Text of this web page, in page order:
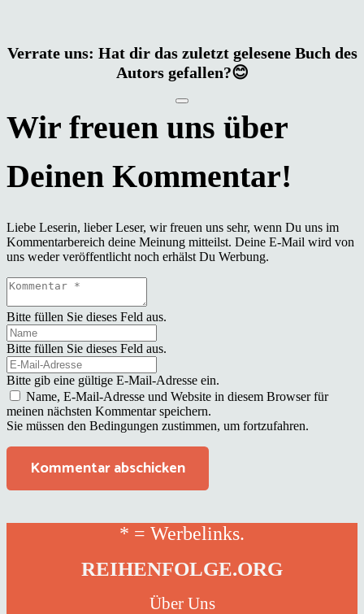
Verrate uns: Hat dir das zuletzt gelesene Buch des
Autors gefallen?😊
Liebe Leserin, lieber Leser, wir freuen uns sehr, wenn Du uns im
Kommentarbereich deine Meinung mitteilst. Deine E-Mail wird von
uns weder veröffentlicht noch erhälst Du Werbung.
Bitte füllen Sie dieses Feld aus.
Bitte füllen Sie dieses Feld aus.
Bitte gib eine gültige E-Mail-Adresse ein.
Name, E-Mail-Adresse und Website in diesem Browser für
meinen nächsten Kommentar speichern.
Sie müssen den Bedingungen zustimmen, um fortzufahren.
Kommentar abschicken
* = Werbelinks.
REIHENFOLGE.ORG
Über Uns